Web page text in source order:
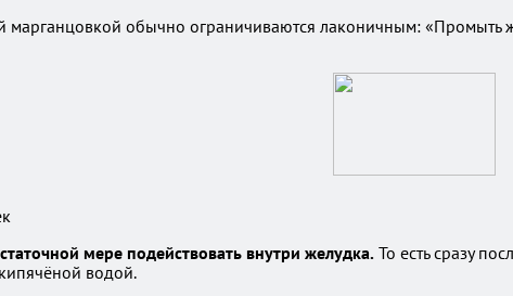
обычно ограничиваются лаконичным: «Промыть
мере подействовать внутри желудка. То есть сразу
водой.